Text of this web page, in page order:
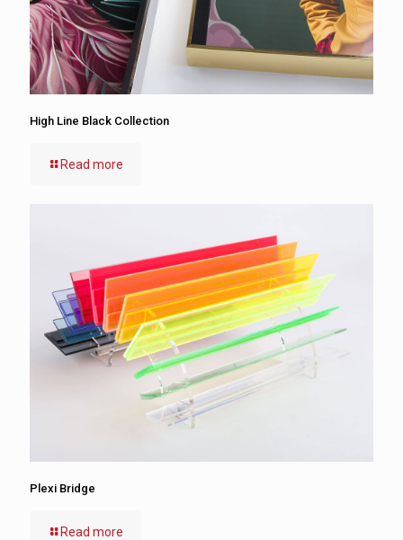
High Line Black Collection
Read more
Plexi Bridge
Read more